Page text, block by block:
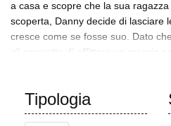
a casa e scopre che la sua
scoperta, Danny decide di lasciare
cresce come se fosse suo. Dato
gli permette di affittare un proprio
scopre che la vita a casa supera
Nonostante il suo comportamento
Tipologia